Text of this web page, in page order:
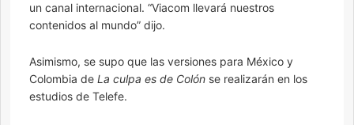
un canal internacional. “Viacom llevará nuestros
contenidos al mundo” dijo.
Asimismo, se supo que las versiones para México y
Colombia de La culpa es de Colón se realizarán en los
estudios de Telefe.